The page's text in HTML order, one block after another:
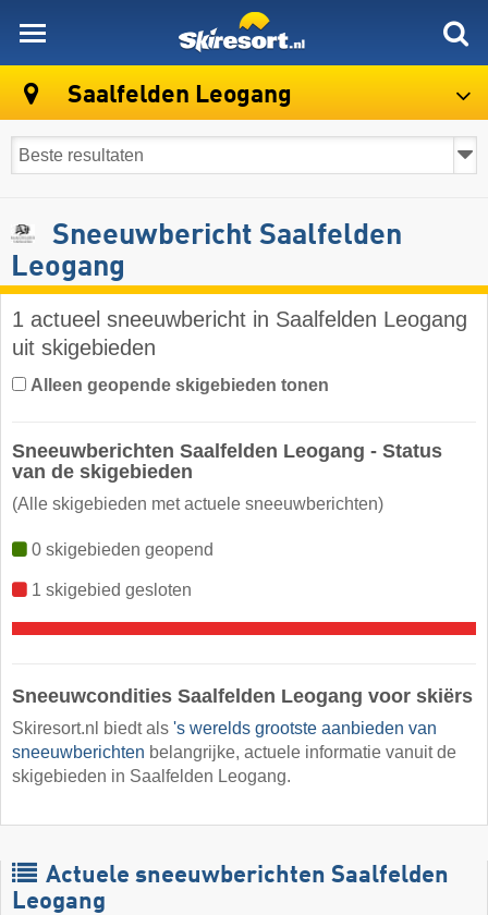
Saalfelden Leogang
Sneeuwbericht Saalfelden
Leogang
1 actueel sneeuwbericht in Saalfelden Leogang
uit skigebieden
Alleen geopende skigebieden tonen
Sneeuwberichten Saalfelden Leogang - Status
van de skigebieden
(Alle skigebieden met actuele sneeuwberichten)
0 skigebieden geopend
1 skigebied gesloten
Sneeuwcondities Saalfelden Leogang voor skiërs
Skiresort.nl biedt als 's werelds grootste aanbieden van
sneeuwberichten belangrijke, actuele informatie vanuit de
skigebieden in Saalfelden Leogang.
Actuele sneeuwberichten Saalfelden
Leogang